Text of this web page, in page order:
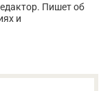
Пишет об
и